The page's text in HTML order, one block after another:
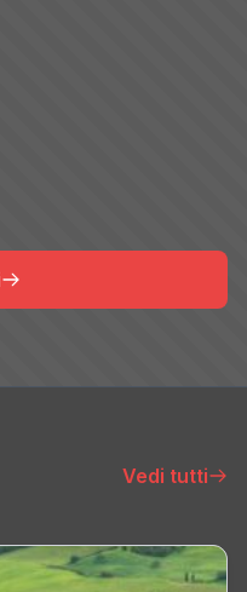
Vedi tutti